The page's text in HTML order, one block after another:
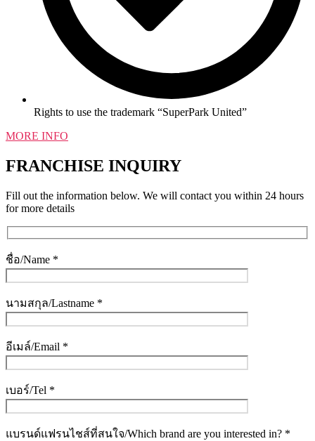
Rights to use the trademark “SuperPark United”
MORE INFO
FRANCHISE INQUIRY
Fill out the information below. We will contact you within 24 hours
for more details
ชื่อ/Name *
นามสกุล/Lastname *
อีเมล์/Email *
เบอร์/Tel *
แบรนด์แฟรนไชส์ที่สนใจ/Which brand are you interested in? *